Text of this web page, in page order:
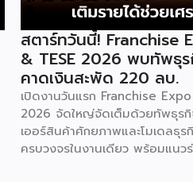
สตาร์ทวันนี้! Franchise
& TESE 2026 พบทัพธุ
คาดเงินสะพัด 220 ลบ.
เปิดงานวันแรก Franchise
2026 จัดใหญ่จัดเต็มด้วยทัพธุร
เออร์สินค้าศักยภาพและโมเดลธุร
ครบวงจรในงานเดียว พร้อมแนว